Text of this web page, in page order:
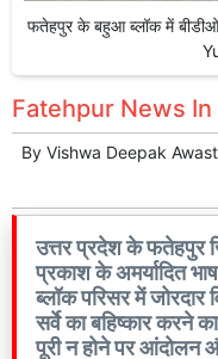
फतेहपुर के बहुआ ब्लॉक में
Fatehpur News
By Vishwa Deepak
उत्तर प्रदेश के
प्रकाश के अमर्यादित
ब्लॉक परिसर में जोरदार
सर्वे का बहिष्कार करने
पूरी न होने पर आंदोलन